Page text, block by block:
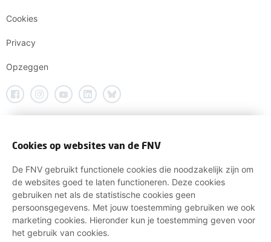
Cookies
Privacy
Opzeggen
Cookies op websites van de FNV
De FNV gebruikt functionele cookies die noodzakelijk zijn om
de websites goed te laten functioneren. Deze cookies
gebruiken net als de statistische cookies geen
persoonsgegevens. Met jouw toestemming gebruiken we ook
marketing cookies. Hieronder kun je toestemming geven voor
het gebruik van cookies.